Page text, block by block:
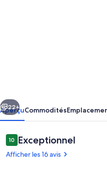
close
to
Port
Douglas
Suivant
22+
AperçuCommodités
Avis
1010 sur 10 –
Exceptionnel
Afficher les 16 avis